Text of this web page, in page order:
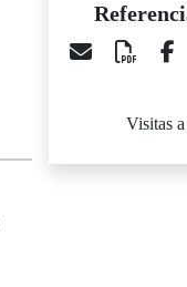
Visitas